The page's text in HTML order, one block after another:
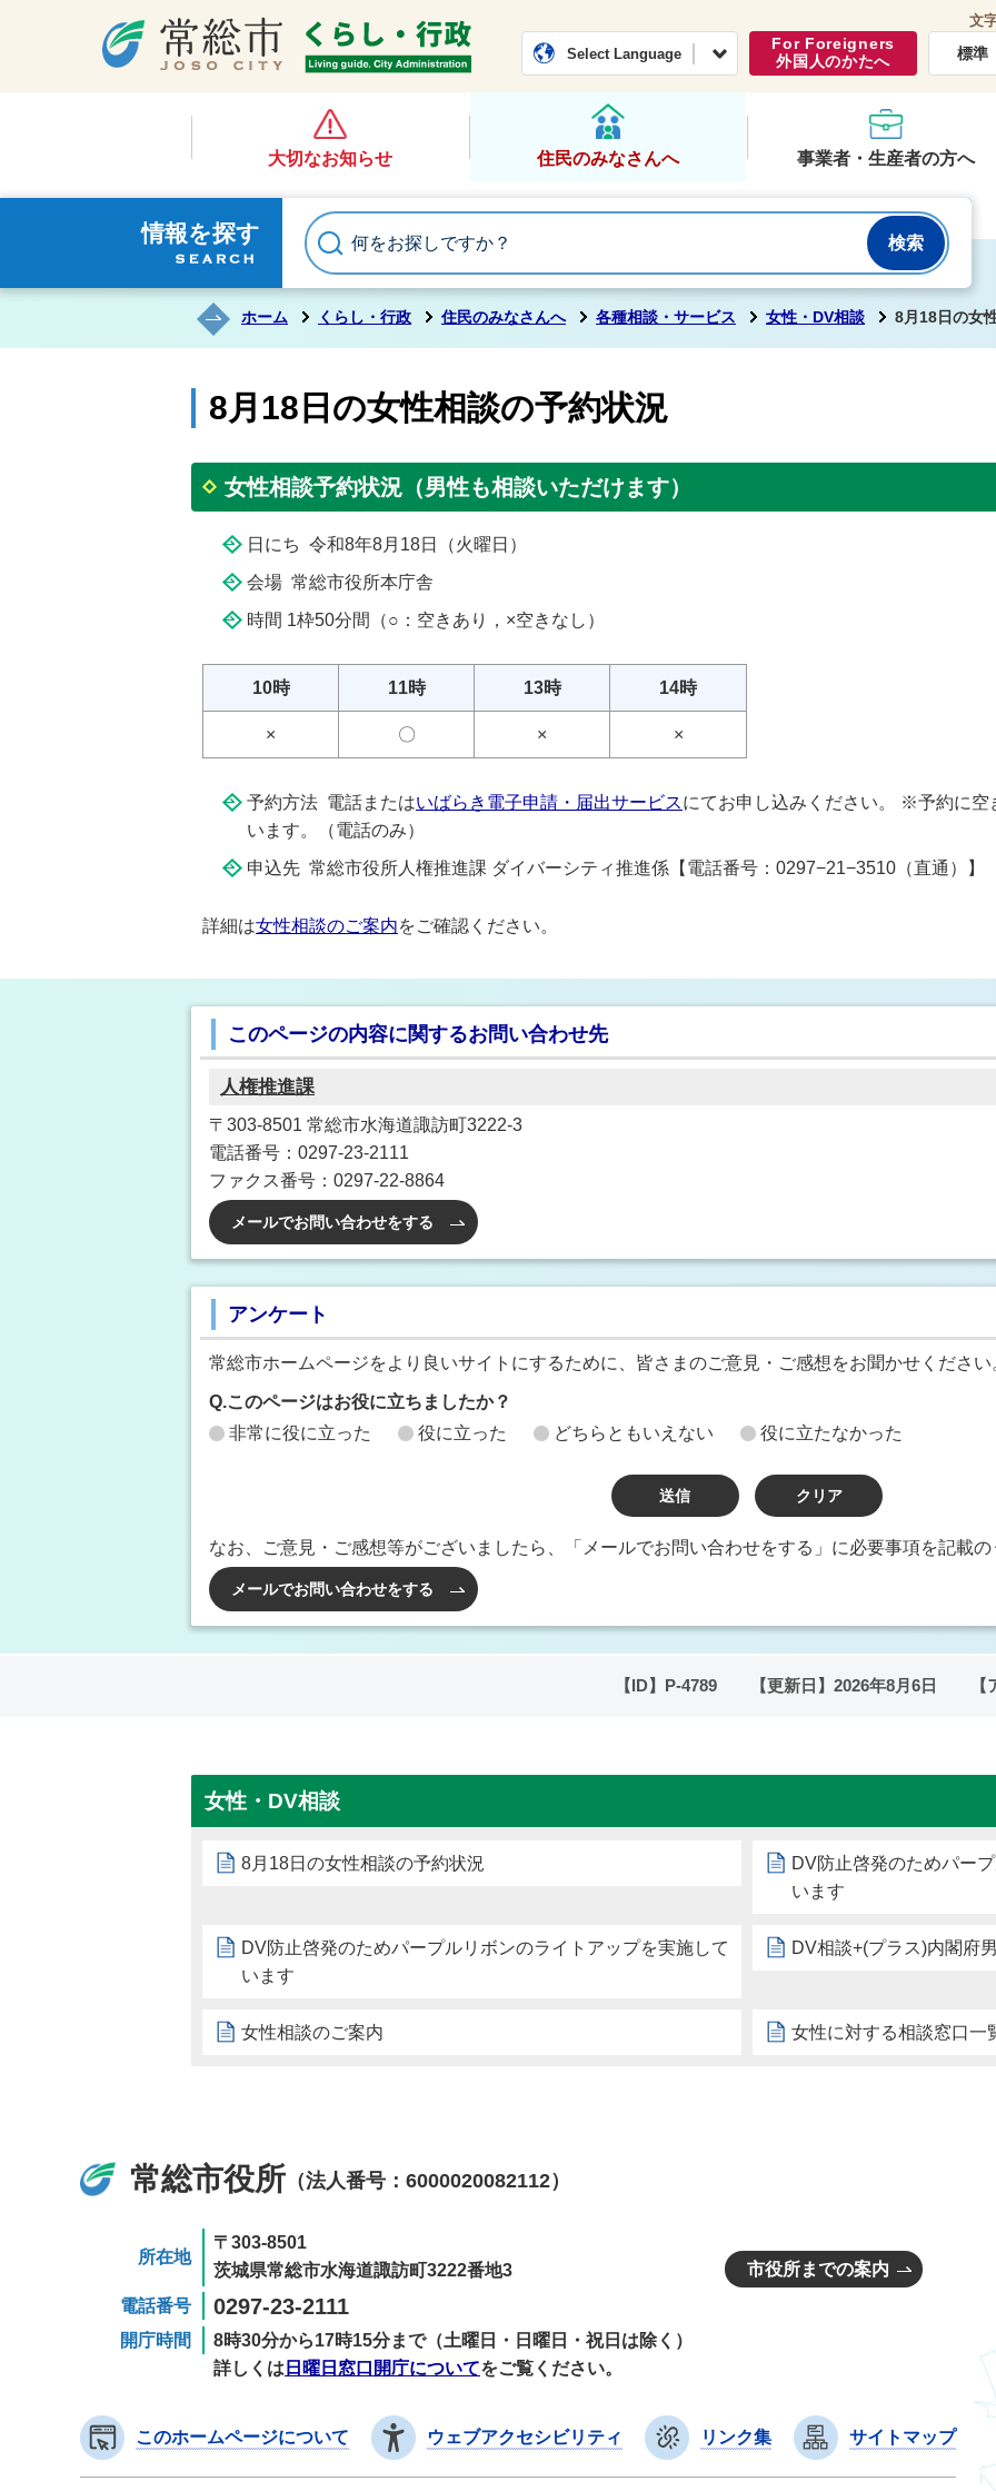
常総市公式ホームページくらし・行政
Select Language
For Foreigners
外国人のかたへ
文
標準
大切なお知らせ 住民のみなさんへ 事業者・生産者の方へ
情報を探す
ホーム くらし・行政 住民のみなさんへ 各種相談・サービス 女性・DV相談 8月18日の女
8月18日の女性相談の予約状況
女性相談予約状況（男性も相談いただけます）
日にち 令和8年8月18日（火曜日）
会場 常総市役所本庁舎
時間 1枠50分間（○：空きあり，×空きなし）
10時 11時 13時 14時
× 〇 × ×
予約方法 電話またはいばらき電子申請・届出サービスにてお申し込みください。 ※予約に
います。（電話のみ）
申込先 常総市役所人権推進課 ダイバーシティ推進係【電話番号：0297−21−3510（直通）】
詳細は女性相談のご案内をご確認ください。
このページの内容に関するお問い合わせ先
人権推進課
〒303-8501 常総市水海道諏訪町3222-3
電話番号：0297-23-2111
ファクス番号：0297-22-8864
メールでお問い合わせをする
アンケート
常総市ホームページをより良いサイトにするために、皆さまのご意見・ご感想をお聞かせください
Q.このページはお役に立ちましたか？
非常に役に立った
役に立った どちらともいえない 役に立たなかった
なお、ご意見・ご感想等がございましたら、「メールでお問い合わせをする」に必要事項を記載
メールでお問い合わせをする
【ID】 P-4789 【更新日】 2026年8月6日
女性・DV相談
8月18日の女性相談の予約状況
DV防止啓発のためパー
います
DV防止啓発のためパープルリボンのライトアップを実施して
います
DV相談+(プラス)内閣府
女性相談のご案内 女性に対する相談窓口一
常総市役所 （法人番号：6000020082112）
所在地
〒303-8501
茨城県常総市水海道諏訪町3222番地3
電話番号
0297-23-2111
開庁時間
8時30分から17時15分まで（土曜日・日曜日・祝日は除く）
詳しくは 日曜日窓口開庁についてをご覧ください。
市役所までの案内
このホームページについて ウェブアクセシビリティ リンク集 サイトマップ